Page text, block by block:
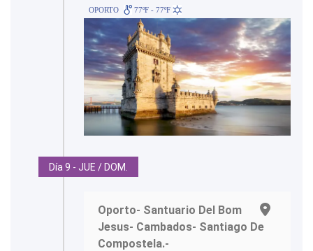
OPORTO
77ºF - 77ºF
Día 9 - JUE / DOM.
Oporto- Santuario Del Bom
Jesus- Cambados- Santiago De
Compostela.-